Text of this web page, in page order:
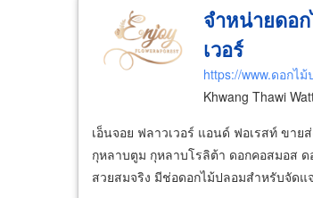
จำหน่ายดอ
เวอร์
https://www.ดอกไ
Khwang Thawi
เอ็นจอย ฟลาวเวอร์ แอนด์ ฟอเรสท์ ขา
กุหลาบตูม กุหลาบโรลิต้า ดอกคอสมอส
สวยสมจริง มีช่อดอกไม้ปลอมสำหรับจัด